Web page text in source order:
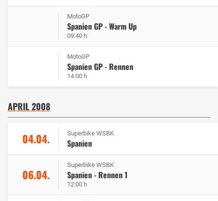
MotoGP
Spanien GP - Warm Up
09:40 h
MotoGP
Spanien GP - Rennen
14:00 h
APRIL 2008
04.04. Superbike WSBK
Spanien
06.04.
Superbike WSBK
Spanien - Rennen 1
12:00 h